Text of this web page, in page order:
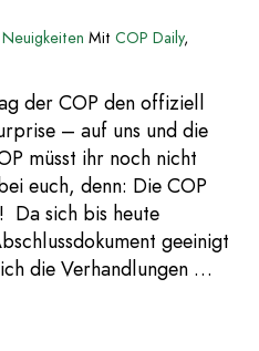
Neuigkeiten Mit COP Daily,
der COP den offiziell
– auf uns und die
müsst ihr noch nicht
euch, denn: Die COP
Da sich bis heute
geeinigt
die Verhandlungen …